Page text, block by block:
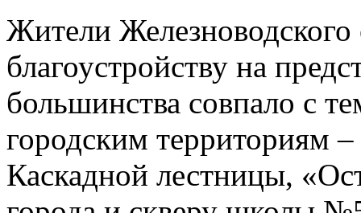
Жители Железноводского
благоустройству на
большинства совпало с
городским территориям
Каскадной лестницы,